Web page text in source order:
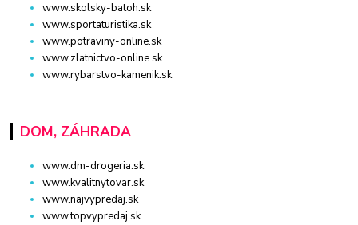
www.skolsky-batoh.sk
www.sportaturistika.sk
www.potraviny-online.sk
www.zlatnictvo-online.sk
www.rybarstvo-kamenik.sk
DOM, ZÁHRADA
www.dm-drogeria.sk
www.kvalitnytovar.sk
www.najvypredaj.sk
www.topvypredaj.sk